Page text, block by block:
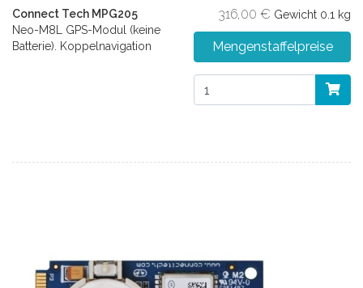
Connect Tech MPG205
Neo-M8L GPS-Modul (keine
Batterie). Koppelnavigation
316,00 € Gewicht 0.1 kg
Mengenstaffelpreise